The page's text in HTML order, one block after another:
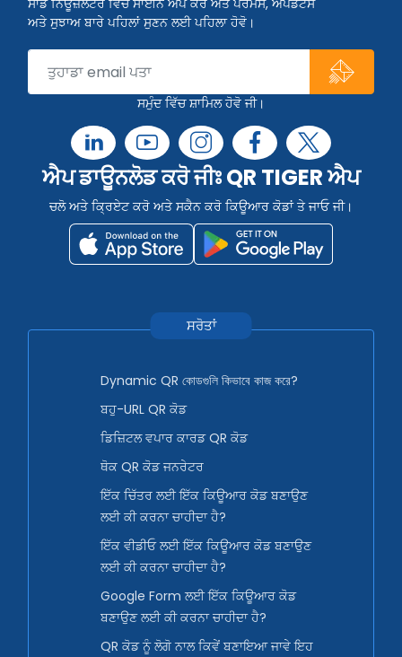
ਸਾਡੇ ਨਿਊਜ਼ਲੈਟਰ ਵਿੱਚ ਸਾਈਨ ਅੱਪ ਕਰੋ ਅਤੇ ਪਰਮੋਸ, ਅਪਡੇਟਸ
ਅਤੇ ਸੁਝਾਅ ਬਾਰੇ ਪਹਿਲਾਂ ਸੁਣਨ ਲਈ ਪਹਿਲਾ ਹੋਵੋ।
ਸਮੁੰਦ ਵਿੱਚ ਸ਼ਾਮਿਲ ਹੋਵੋ ਜੀ।
ਐਪ ਡਾਊਨਲੋਡ ਕਰੋ ਜੀਃ QR TIGER ਐਪ
ਚਲੋ ਅਤੇ ਕ੍ਰਿਏਟ ਕਰੋ ਅਤੇ ਸਕੈਨ ਕਰੋ ਕਿਊਆਰ ਕੋਡਾਂ ਤੇ ਜਾਓ ਜੀ।
ਸਰੋਤਾਂ
Dynamic QR কোডগুলি কিভাবে কাজ করে?
ਬਹੁ-URL QR ਕੋਡ
ਡਿਜ਼ਿਟਲ ਵਪਾਰ ਕਾਰਡ QR ਕੋਡ
ਥੋਕ QR ਕੋਡ ਜਨਰੇਟਰ
ਇੱਕ ਚਿੱਤਰ ਲਈ ਇੱਕ ਕਿਊਆਰ ਕੋਡ ਬਣਾਉਣ
ਲਈ ਕੀ ਕਰਨਾ ਚਾਹੀਦਾ ਹੈ?
ਇੱਕ ਵੀਡੀਓ ਲਈ ਇੱਕ ਕਿਊਆਰ ਕੋਡ ਬਣਾਉਣ
ਲਈ ਕੀ ਕਰਨਾ ਚਾਹੀਦਾ ਹੈ?
Google Form ਲਈ ਇੱਕ ਕਿਊਆਰ ਕੋਡ
ਬਣਾਉਣ ਲਈ ਕੀ ਕਰਨਾ ਚਾਹੀਦਾ ਹੈ?
QR ਕੋਡ ਨੂੰ ਲੋਗੋ ਨਾਲ ਕਿਵੇਂ ਬਣਾਇਆ ਜਾਵੇ ਇਹ